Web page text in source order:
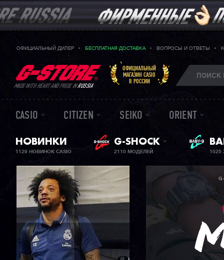
ОФИЦИАЛЬНЫЙ ДИЛЕР БЕСПЛАТНАЯ ДОСТАВКА ВОПРОСЫ И ОТВЕТЫ
MADE WITH HEART AND PRIDE INRUSSIA
ОФИЦИАЛЬНЫЙ
МАГАЗИН CASIO
В РОССИИ
CASIO CITIZEN SEIKO ORIENT
НОВИНКИ
1129 НОВИНОК CASIO
G-SHOCK
2110 МОДЕЛЕЙ